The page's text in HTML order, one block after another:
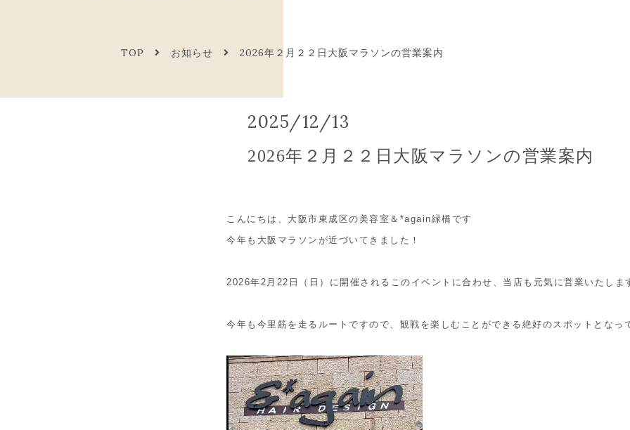
TOP お知らせ 2026年２月２２日大阪マラソンの営業案内
2025/12/13
2026年２月２２日大阪マラソンの営業案内
こんにちは、大阪市東成区の美容室＆*again緑橋です
今年も大阪マラソンが近づいてきました！
2026年2月22日（日）に開催されるこのイベントに合わせ、当店も元気に営業いたしま
今年も今里筋を走るルートですので、観戦を楽しむことができる絶好のスポットとなっ